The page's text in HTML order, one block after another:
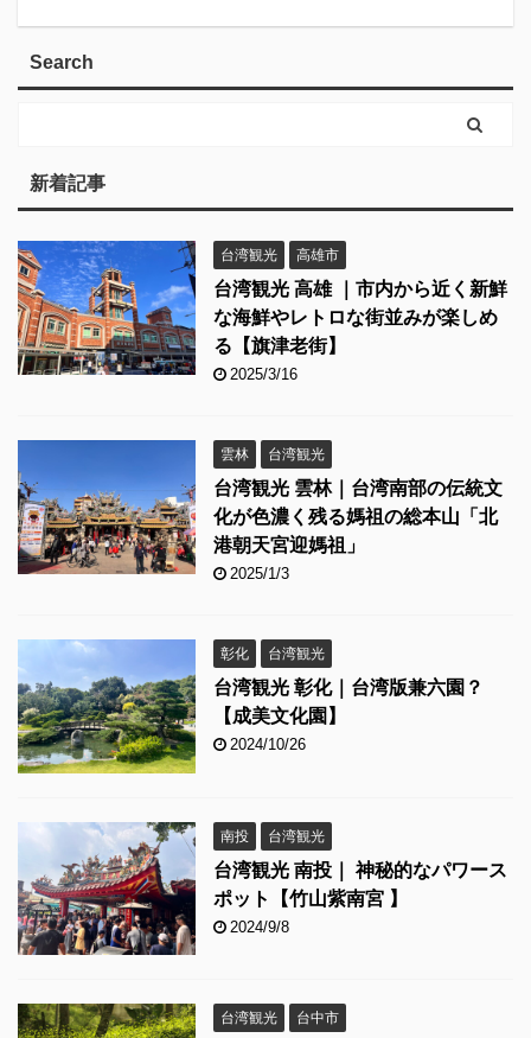
Search
新着記事
台湾観光 高雄市
台湾観光 高雄 ｜市内から近く新鮮
な海鮮やレトロな街並みが楽しめ
る【旗津老街】
2025/3/16
雲林 台湾観光
台湾観光 雲林｜台湾南部の伝統文
化が色濃く残る媽祖の総本山「北
港朝天宮迎媽祖」
2025/1/3
彰化 台湾観光
台湾観光 彰化｜台湾版兼六園？
【成美文化園】
2024/10/26
南投 台湾観光
台湾観光 南投｜ 神秘的なパワース
ポット【竹山紫南宮 】
2024/9/8
台湾観光 台中市